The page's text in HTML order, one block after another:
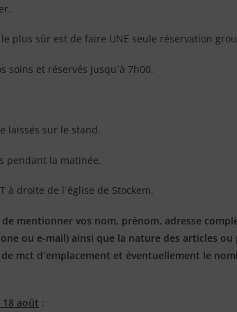
plus sûr est de faire UNE seule réservation
soins et réservés jusqu´à 7h00.
laissés sur le stand.
pendant la matinée.
à droite de l´église de Stockem.
mentionner vos nom, prénom, adresse
ou e-mail) ainsi que la nature des articles
mct d´emplacement et éventuellement le
août :